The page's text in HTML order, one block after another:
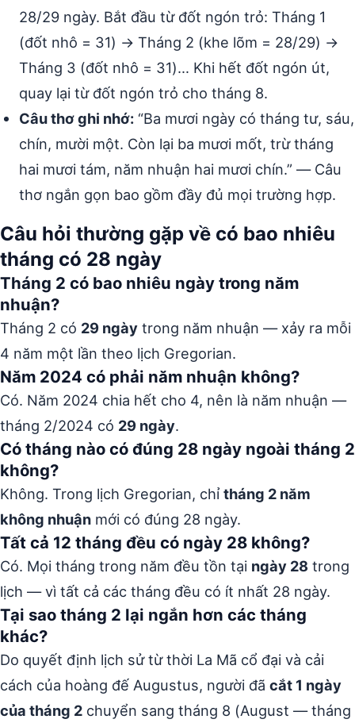
28/29 ngày. Bắt đầu từ đốt ngón trỏ: Tháng 1
(đốt nhô = 31) → Tháng 2 (khe lõm = 28/29) →
Tháng 3 (đốt nhô = 31)… Khi hết đốt ngón út,
quay lại từ đốt ngón trỏ cho tháng 8.
Câu thơ ghi nhớ: “Ba mươi ngày có tháng tư, sáu,
chín, mười một. Còn lại ba mươi mốt, trừ tháng
hai mươi tám, năm nhuận hai mươi chín.” — Câu
thơ ngắn gọn bao gồm đầy đủ mọi trường hợp.
Câu hỏi thường gặp về có bao nhiêu
tháng có 28 ngày
Tháng 2 có bao nhiêu ngày trong năm
nhuận?
Tháng 2 có 29 ngày trong năm nhuận — xảy ra mỗi
4 năm một lần theo lịch Gregorian.
Năm 2024 có phải năm nhuận không?
Có. Năm 2024 chia hết cho 4, nên là năm nhuận —
tháng 2/2024 có 29 ngày.
Có tháng nào có đúng 28 ngày ngoài tháng 2
không?
Không. Trong lịch Gregorian, chỉ tháng 2 năm
không nhuận mới có đúng 28 ngày.
Tất cả 12 tháng đều có ngày 28 không?
Có. Mọi tháng trong năm đều tồn tại ngày 28 trong
lịch — vì tất cả các tháng đều có ít nhất 28 ngày.
Tại sao tháng 2 lại ngắn hơn các tháng
khác?
Do quyết định lịch sử từ thời La Mã cổ đại và cải
cách của hoàng đế Augustus, người đã cắt 1 ngày
của tháng 2 chuyển sang tháng 8 (August — tháng